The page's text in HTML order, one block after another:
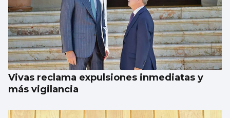
Vivas reclama expulsiones inmediatas y
más vigilancia